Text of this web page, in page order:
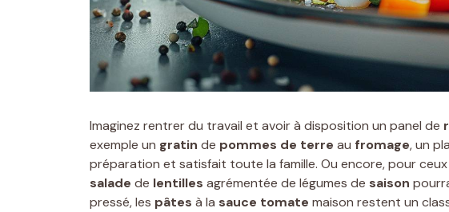
Imaginez rentrer du travail et avoir à disposition un panel de
exemple un gratin de pommes de terre au fromage, un
préparation et satisfait toute la famille. Ou encore, pour
salade de lentilles agrémentée de légumes de saison
pressé, les pâtes à la sauce tomate maison restent un